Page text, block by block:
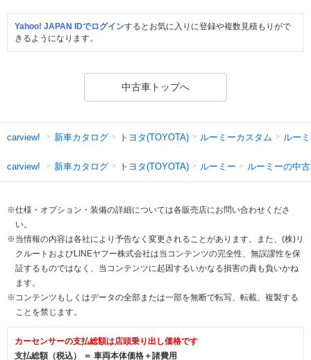
Yahoo! JAPAN IDでログインするとお気に入りに登録や複数見積もりがで
きるようになります。
中古車トップへ
carview! 新車カタログ トヨタ(TOYOTA) ルーミーカスタム ルー
carview! 新車カタログ トヨタ(TOYOTA) ルーミー ルーミーの中
※仕様・オプション・装備の詳細については各販売店にお問い合わせくださ
い。
※当情報の内容は各社により予告なく変更されることがあります。また、(株)リ
クルートおよびLINEヤフー株式会社は当コンテンツの完全性、無誤謬性を保
証するものではなく、当コンテンツに起因するいかなる損害の責も負いかね
ます。
※コンテンツもしくはデータの全部または一部を無断で転写、転載、複製する
ことを禁じます。
カーセンサーの支払総額は店頭乗り出し価格です
支払総額（税込） ＝ 車両本体価格＋諸費用